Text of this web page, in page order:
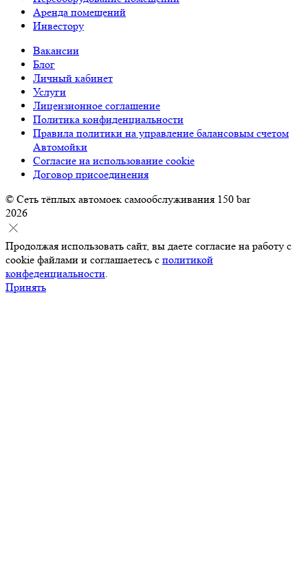
Аренда помещений
Инвестору
Вакансии
Блог
Личный кабинет
Услуги
Лицензионное соглашение
Политика конфиденциальности
Правила политики на управление балансовым счетом
Автомойки
Согласие на использование cookie
Договор присоединения
© Сеть тёплых автомоек самообслуживания 150 bar
2026
Продолжая использовать сайт, вы даете согласие на работу с
cookie файлами и соглашаетесь с политикой
конфеденциальности
Принять